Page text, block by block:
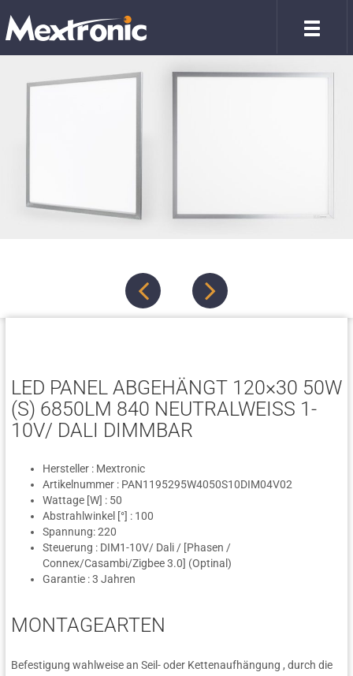
LED PANEL ABGEHÄNGT 120×30 50W
(S) 6850LM 840 NEUTRALWEISS 1-1
0V/ DALI DIMMBAR
Hersteller : Mextronic
Artikelnummer : PAN1195295W4050S10DIM04V02
Wattage [W] : 50
Abstrahlwinkel [°] : 100
Spannung: 220
Steuerung : DIM1-10V/ Dali / [Phasen /
Connex/Casambi/Zigbee 3.0] (Optinal)
Garantie : 3 Jahren
MONTAGEARTEN
Befestigung wahlweise an Seil- oder Kettenaufhängung , durch die